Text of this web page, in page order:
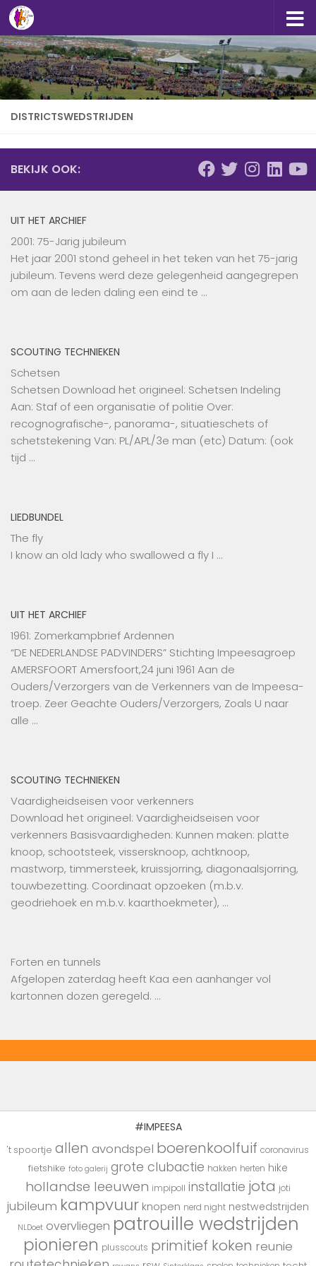
Doorgaan naar inhoud
DISTRICTSWEDSTRIJDEN
BEKIJK OOK:
UIT HET ARCHIEF
2001: 75-Jarig jubileum
Het jaar 2001 stond geheel in het teken van het 75-jarig
jubileum. Tevens werd deze gelegenheid aangegrepen
om aan de leden daling een eind te …
SCOUTING TECHNIEKEN
Schetsen
Schetsen Download het origineel: Schetsen Indeling
Aan: Staf of een organisatie of politie Over:
recognografische-, panorama-, situatieschets of
schetstekening Van: PL/APL/3e man (etc) Datum: (ook
tijd …
LIEDBUNDEL
The fly
I know an old lady who swallowed a fly I …
UIT HET ARCHIEF
1961: Zomerkampbrief Ardennen
“DE NEDERLANDSE PADVINDERS” Stichting Impeesagroep
AMERSFOORT Amersfoort,24 juni 1961 Aan de
Ouders/Verzorgers van de Verkenners van de Impeesa-
troep. Zeer Geachte Ouders/Verzorgers, Zoals U naar
alle …
SCOUTING TECHNIEKEN
Vaardigheidseisen voor verkenners
Download het origineel: Vaardigheidseisen voor
verkenners Basisvaardigheden: Kunnen maken: platte
knoop, schootsteek, vissersknoop, achtknoop,
mastworp, timmersteek, kruissjorring, diagonaalsjorring,
touwbezetting. Coordinaat opzoeken (m.b.v.
geodriehoek en m.b.v. kaarthoekmeter), …
Forten en tunnels
Afgelopen zaterdag heeft Kaa een aanhanger vol
kartonnen dozen geregeld. …
#IMPEESA
't spoortje allen avondspel boerenkoolfuif coronavirus
fietshike foto galerij grote clubactie hakken herten hike
hollandse leeuwen impipoll installatie jota joti
jubileum kampvuur knopen nerd night nestwedstrijden
NLDoet overvliegen patrouille wedstrijden
pionieren plusscouts primitief koken reunie